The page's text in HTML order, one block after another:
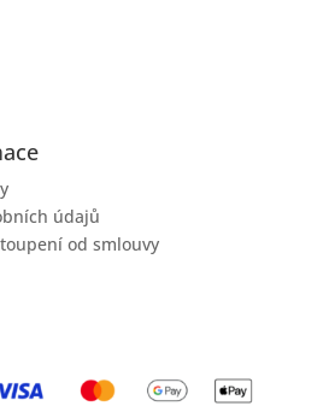
údajů
od smlouvy